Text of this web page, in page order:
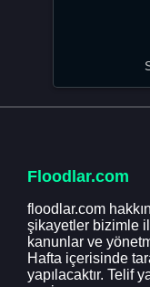
Floodlar.com
floodlar.com
şikayetler bizimle
kanunlar ve
Hafta içerisinde
yapılacaktır. Telif